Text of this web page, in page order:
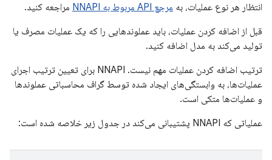
انتظار هر نوع عملیات، به مرجع API مربوط به NNAPI
مراجعه کنید.
قبل از اضافه کردن عملیات، باید عملوندهایی را که یک عملیات مصرف یا
تولید می‌کند به مدل اضافه کنید.
ترتیب اضافه کردن عملیات مهم نیست. NNAPI برای تعیین ترتیب اجرای
عملیات‌ها، به وابستگی‌های ایجاد شده توسط گراف محاسباتی عملوندها
و عملیات‌ها متکی است.
عملیاتی که NNAPI پشتیبانی می‌کند در جدول زیر خلاصه شده است: